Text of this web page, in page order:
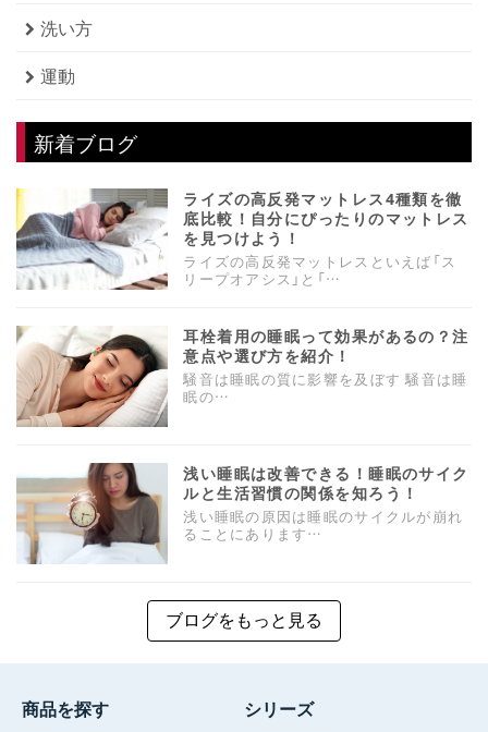
洗い方
運動
新着ブログ
ライズの高反発マットレス4種類を徹
底比較！自分にぴったりのマットレス
を見つけよう！
ライズの高反発マットレスといえば「ス
リープオアシス」と「…
耳栓着用の睡眠って効果があるの？注
意点や選び方を紹介！
騒音は睡眠の質に影響を及ぼす 騒音は睡
眠の…
浅い睡眠は改善できる！睡眠のサイク
ルと生活習慣の関係を知ろう！
浅い睡眠の原因は睡眠のサイクルが崩れ
ることにあります…
ブログをもっと見る
商品を探す シリーズ